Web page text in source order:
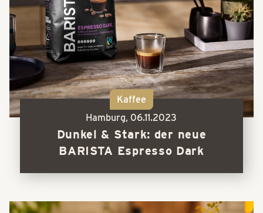
Kaffee
Hamburg, 06.11.2023
Dunkel & Stark: der neue
BARISTA Espresso Dark